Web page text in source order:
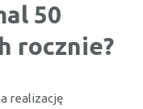
50
rocznie?
realizację